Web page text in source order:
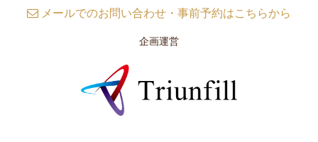
メールでのお問い合わせ・事前予約はこちらから
企画運営